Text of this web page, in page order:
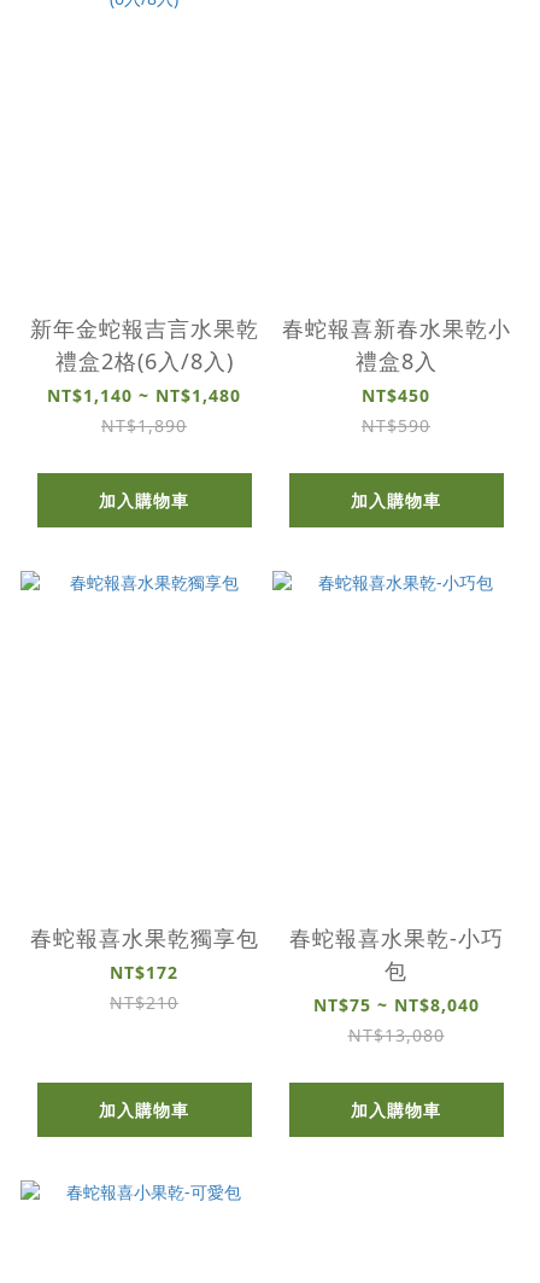
新年金蛇報吉言水果乾
禮盒2格(6入/8入)
NT$1,140 ~ NT$1,480
NT$1,890
加入購物車
春蛇報喜新春水果乾小
禮盒8入
NT$450
NT$590
加入購物車
春蛇報喜水果乾獨享包
NT$172
NT$210
加入購物車
春蛇報喜水果乾-小巧
包
NT$75 ~ NT$8,040
NT$13,080
加入購物車